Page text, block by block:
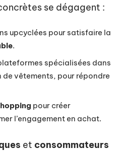
se dégagent :
upcyclées pour satisfaire la
.
spécialisées dans
vêtements, pour répondre
pour créer
l’engagement en achat.
et consommateurs